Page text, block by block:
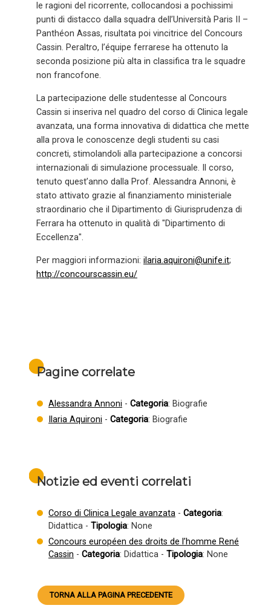
le ragioni del ricorrente, collocandosi a pochissimi
punti di distacco dalla squadra dell’Università Paris II –
Panthéon Assas, risultata poi vincitrice del Concours
Cassin. Peraltro, l’équipe ferrarese ha ottenuto la
seconda posizione più alta in classifica tra le squadre
non francofone.
La partecipazione delle studentesse al Concours
Cassin si inseriva nel quadro del corso di Clinica legale
avanzata, una forma innovativa di didattica che mette
alla prova le conoscenze degli studenti su casi
concreti, stimolandoli alla partecipazione a concorsi
internazionali di simulazione processuale. Il corso,
tenuto quest’anno dalla Prof. Alessandra Annoni, è
stato attivato grazie al finanziamento ministeriale
straordinario che il Dipartimento di Giurisprudenza di
Ferrara ha ottenuto in qualità di "Dipartimento di
Eccellenza".
Per maggiori informazioni: ilaria.aquironi@unife.it;
http://concourscassin.eu/
Pagine correlate
Alessandra Annoni - Categoria: Biografie
Ilaria Aquironi - Categoria: Biografie
Notizie ed eventi correlati
Corso di Clinica Legale avanzata - Categoria:
Didattica - Tipologia: None
Concours européen des droits de l’homme René
Cassin - Categoria: Didattica - Tipologia: None
TORNA ALLA PAGINA PRECEDENTE